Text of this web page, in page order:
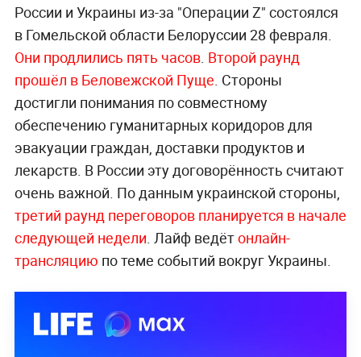
России и Украины из-за "Операции Z" состоялся
в Гомельской области Белоруссии 28 февраля.
Они продлились пять часов. Второй раунд
прошёл в Беловежской Пуще . Стороны
достигли понимания по совместному
обеспечению гуманитарных коридоров для
эвакуации граждан, доставки продуктов и
лекарств. В России эту договорённость считают
очень важной. По данным украинской стороны,
третий раунд переговоров планируется в начале
следующей недели . Лайф ведётонлайн-
трансляцию по теме событий вокруг Украины.